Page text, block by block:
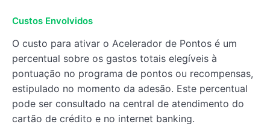
Custos Envolvidos
O custo para ativar o Acelerador de Pontos é um
percentual sobre os gastos totais elegíveis à
pontuação no programa de pontos ou recompensas,
estipulado no momento da adesão. Este percentual
pode ser consultado na central de atendimento do
cartão de crédito e no internet banking.